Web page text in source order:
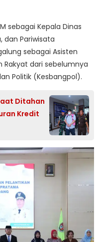
sebagai Kepala Dinas
dan Pariwisata
sebagai Asisten
Rakyat dari sebelumnya
Politik (Kesbangpol).
Ditahan
Kredit